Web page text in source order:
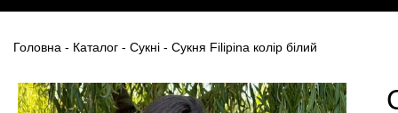
Головна - Каталог - Сукні - Сукня Filipina колір білий